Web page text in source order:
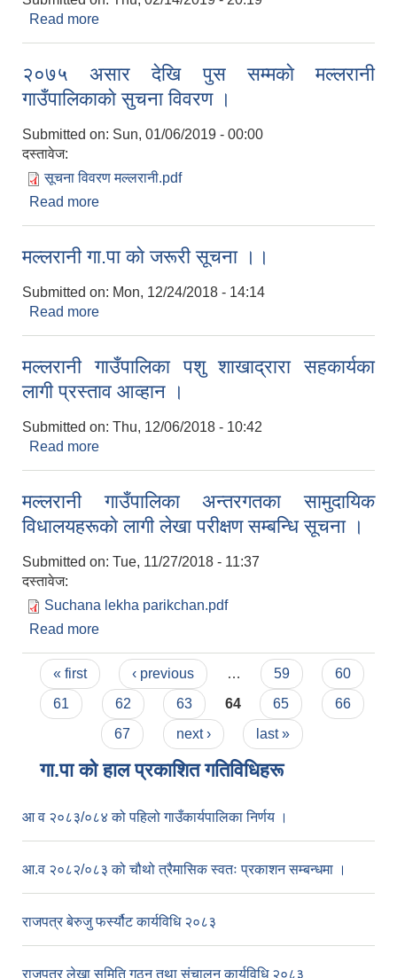
Read more
२०७५ असार देखि पुस सम्मकाे मल्लरानी
गाउँपालिकाकाे सुचना विवरण ।
Submitted on: Sun, 01/06/2019 - 00:00
दस्तावेज:
सूचना विवरण मल्लरानी.pdf
Read more
मल्लरानी गा.पा काे जरूरी सूचना ।।
Submitted on: Mon, 12/24/2018 - 14:14
Read more
मल्लरानी गाउँपालिका पशु शाखाद्रारा सहकार्यका
लागी प्रस्ताव आव्हान ।
Submitted on: Thu, 12/06/2018 - 10:42
Read more
मल्लरानी गाउँपालिका अन्तरगतका सामुदायिक
विधालयहरूकाे लागी लेखा परीक्षण सम्बन्धि सूचना ।
Submitted on: Tue, 11/27/2018 - 11:37
दस्तावेज:
Suchana lekha parikchan.pdf
Read more
Pages
« first ‹ previous … 59
60
61
62 63 64 65
66
67
next › last »
गा.पा काे हाल प्रकाशित गतिविधिहरू
आ व २०८३/०८४ को पहिलो गाउँकार्यपालिका निर्णय ।
आ.व २०८२/०८३ को चौथो त्रैमासिक स्वतः प्रकाशन सम्बन्धमा ।
राजपत्र बेरुजु फर्स्यौट कार्यविधि २०८३
राजपत्र लेखा समिति गठन तथा संचालन कार्यविधि २०८३